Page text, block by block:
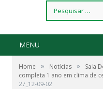
por:
MENU
Home » Notícias »
Sala
completa 1 ano em clima de
27_12-09-02